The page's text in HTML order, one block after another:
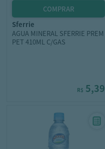
sferrie
AGUA MINERAL SFERRIE PREM
PET 410ML C/GAS
R$ 5,39